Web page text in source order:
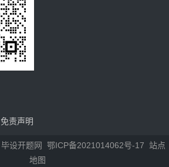
免责声明
毕设开题网 鄂ICP备2021014062号-17 站点
地图